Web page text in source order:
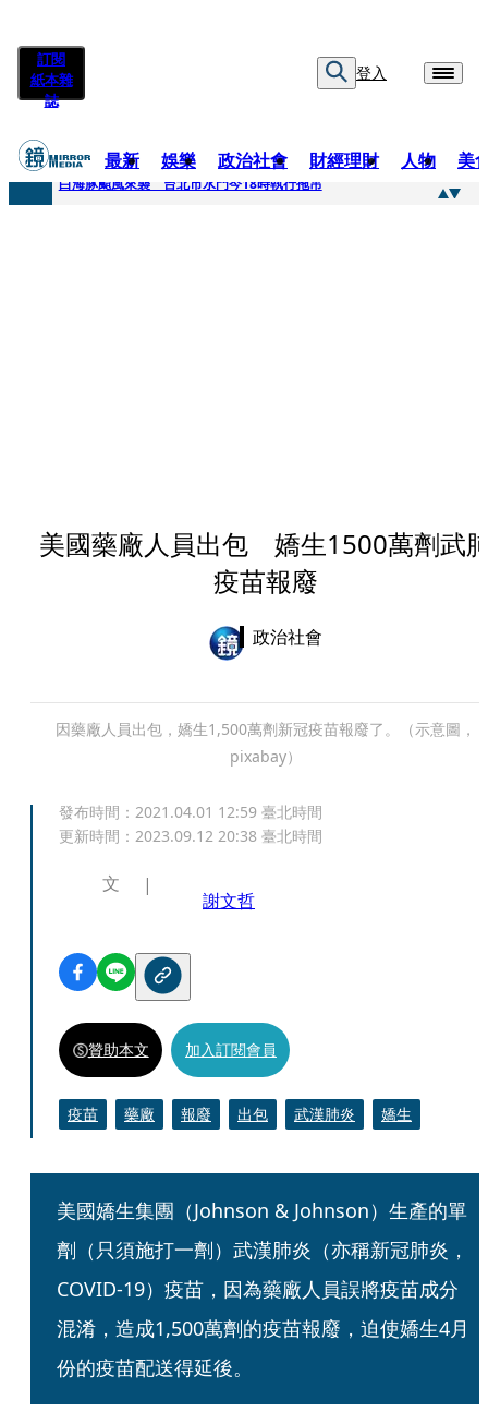
訂閱
紙本雜
誌
登入
最新 娛樂 政治社會 財經理財 人物 美
快訊
白海豚颱風來襲 台北市水門今18時執行拖吊
美國藥廠人員出包 嬌生1500萬劑武
疫苗報廢
政治社會
因藥廠人員出包，嬌生1,500萬劑新冠疫苗報廢了。（示意圖，
pixabay）
發布時間： 2021.04.01 12:59 臺北時間
更新時間： 2023.09.12 20:38 臺北時間
文
謝文哲
贊助本文 加入訂閱會員
疫苗 藥廠 報廢 出包 武漢肺炎 嬌生
美國嬌生集團（Johnson & Johnson）生產的單
劑（只須施打一劑）武漢肺炎（亦稱新冠肺炎，
COVID-19）疫苗，因為藥廠人員誤將疫苗成分
混淆，造成1,500萬劑的疫苗報廢，迫使嬌生4月
份的疫苗配送得延後。